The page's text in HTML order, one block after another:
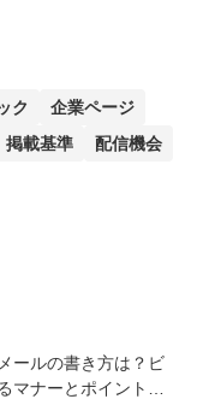
ク
企業ページ
掲載基準
配信機会
ールの書き方は？ビ
マナーとポイントを